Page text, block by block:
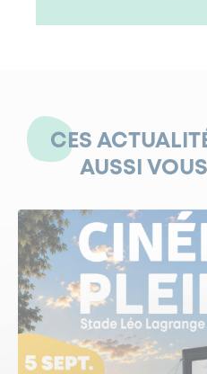
CES
AUSSI